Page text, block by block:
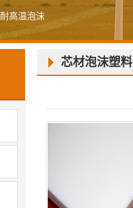
耐高温泡沫
芯材泡沫塑料